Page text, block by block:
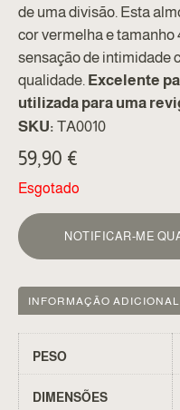
de uma divisão. Esta
cor vermelha e
sensação de intimidade
qualidade. Excelente
utilizada para uma
SKU: TA0010
59,90 €
Esgotado
NOTIFICAR-ME
INFORMAÇÃO ADICIONAL
PESO
DIMENSÕES